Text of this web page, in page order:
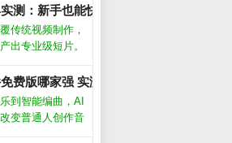
音乐生成器已经
奏和人声，但离
分享我的实测经
测：新手也能快速出片_
传统视频制作，
出专业级短片。
字描述，AI就能
本文结合近期热
开常见坑点。AI
费版哪家强 实测推荐_
到智能编曲，AI
变普通人创作音